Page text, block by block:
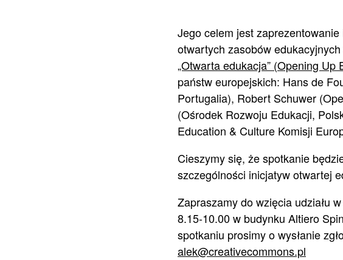
Jego celem jest
otwartych zasobów
„Otwarta edukacja” (Opening Up
państw europejskich: Hans de
Portugalia), Robert Schuwer
(Ośrodek Rozwoju Edukacji,
Education & Culture Komisji
Cieszymy się, że spotkanie
szczególności inicjatyw otwartej
Zapraszamy do wzięcia udziału
8.15-10.00 w budynku Altiero
spotkaniu prosimy o wysłanie
alek@creativecommons.pl